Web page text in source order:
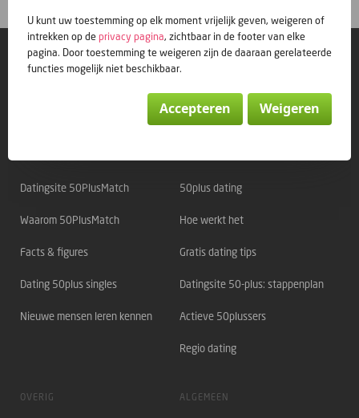
© 50PlusMatch
Datingsite 50PlusMatch
Waarom 50PlusMatch
Facts & figures
Dating 50plus singles
Nieuwe mensen leren kennen
50plus dating
Hoe werkt het
Gratis dating tips
Datingsite 50-plus: stappenplan
Actieve 50plussers
Regio dating
OVERIG ALGEMEEN
U kunt uw toestemming op elk moment vrijelijk geven, weigeren of
intrekken op deprivacy pagina, zichtbaar in de footer van elke
pagina. Door toestemming te weigeren zijn de daaraan gerelateerde
functies mogelijk niet beschikbaar.
Accepteren Weigeren